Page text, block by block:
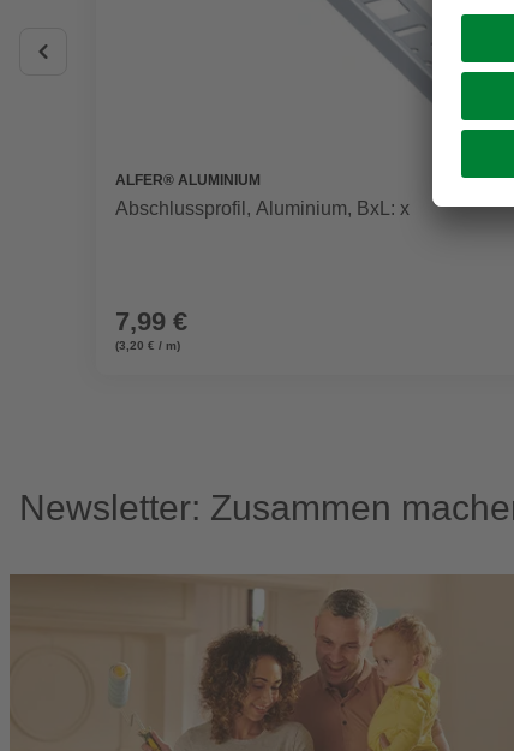
ALFER® ALUMINIUM
Abschlussprofil, Aluminium, BxL: x
7,99 €
(3,20 € / m)
Newsletter: Zusammen